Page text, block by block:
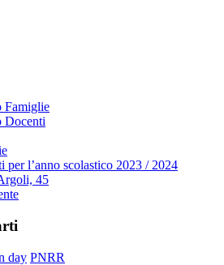
Famiglie
Docenti
per l’anno scolastico 2023 / 2024
45
day PNRR